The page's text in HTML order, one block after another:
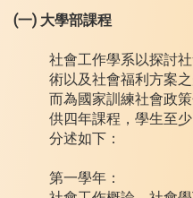
(一) 大學部課程
社會工作學系以探討
術以及社會福利方案
而為國家訓練社會政
供四年課程，學生至
分述如下：
第一學年：